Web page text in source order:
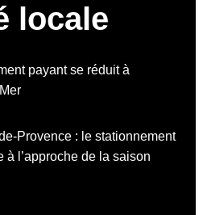
locale
payant se réduit à
Provence : le stationnement
à l’approche de la saison